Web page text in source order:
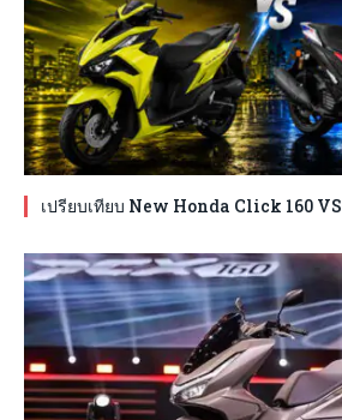
เปรียบเทียบ New Honda Click 160